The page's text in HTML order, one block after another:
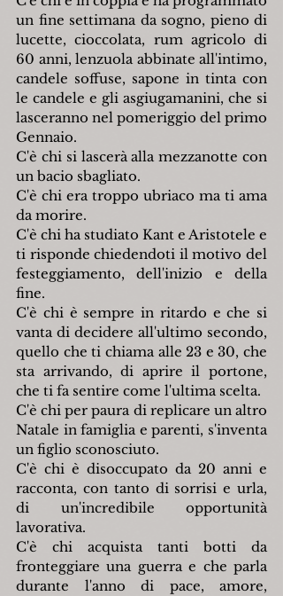
un fine settimana da sogno, pieno di
lucette, cioccolata, rum agricolo di
60 anni, lenzuola abbinate all'intimo,
candele soffuse, sapone in tinta con
le candele e gli asgiugamanini, che si
lasceranno nel pomeriggio del primo
Gennaio.
C'è chi si lascerà alla mezzanotte con
un bacio sbagliato.
C'è chi era troppo ubriaco ma ti ama
da morire.
C'è chi ha studiato Kant e Aristotele e
ti risponde chiedendoti il motivo del
festeggiamento, dell'inizio e della
fine.
C'è chi è sempre in ritardo e che si
vanta di decidere all'ultimo secondo,
quello che ti chiama alle 23 e 30, che
sta arrivando, di aprire il portone,
che ti fa sentire come l'ultima scelta.
C'è chi per paura di replicare un altro
Natale in famiglia e parenti, s'inventa
un figlio sconosciuto.
C'è chi è disoccupato da 20 anni e
racconta, con tanto di sorrisi e urla,
di un'incredibile opportunità
lavorativa.
C'è chi acquista tanti botti da
fronteggiare una guerra e che parla
durante l'anno di pace, amore,